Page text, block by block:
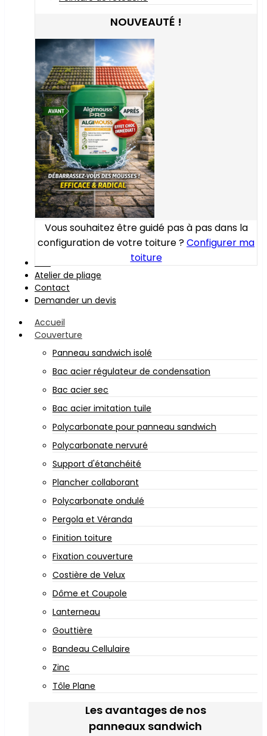
NOUVEAUTÉ !
Vous souhaitez être guidé pas à pas dans la
configuration de votre toiture ?Configurer ma
toiture
Atelier de pliage
Contact
Demander un devis
Accueil
Couverture
Panneau sandwich isolé
Bac acier régulateur de condensation
Bac acier sec
Bac acier imitation tuile
Polycarbonate pour panneau sandwich
Polycarbonate nervuré
Support d'étanchéité
Plancher collaborant
Polycarbonate ondulé
Pergola et Véranda
Finition toiture
Fixation couverture
Costière de Velux
Dôme et Coupole
Lanterneau
Gouttière
Bandeau Cellulaire
Zinc
Tôle Plane
Les avantages de nos
panneaux sandwich